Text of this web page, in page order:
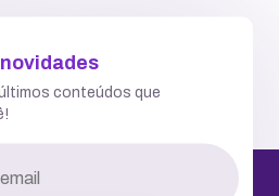
conteúdos que